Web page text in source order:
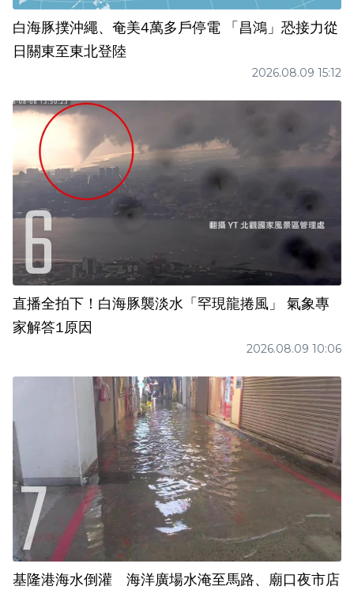
白海豚撲沖繩、奄美4萬多戶停電 「昌鴻」恐接力從
日關東至東北登陸
2026.08.09 15:12
直播全拍下！白海豚襲淡水「罕現龍捲風」 氣象專
家解答1原因
2026.08.09 10:06
基隆港海水倒灌 海洋廣場水淹至馬路、廟口夜市店